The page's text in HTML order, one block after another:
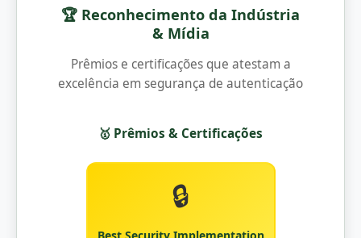
🏆 Reconhecimento da Indústria
& Mídia
Prêmios e certificações que atestam a
excelência em segurança de autenticação
🥇 Prêmios & Certificações
🔒